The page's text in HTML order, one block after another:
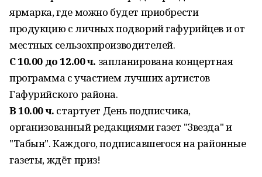
ярмарка, где можно будет приобрести
продукцию с личных подворий гафурийцев и от
местных сельзохпроизводителей.
С 10.00 до 12.00 ч. запланирована концертная
программа с участием лучших артистов
Гафурийского района.
В 10.00 ч. стартует День подписчика,
организованный редакциями газет "Звезда" и
"Табын". Каждого, подписавшегося на районные
газеты, ждёт приз!